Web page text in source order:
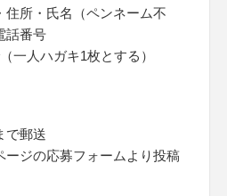
住所・氏名（ペンネーム不
話番号
一人ハガキ1枚とする）
で郵送
ージの応募フォームより投稿